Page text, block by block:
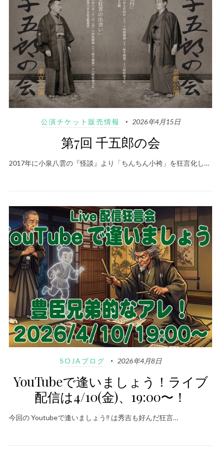
公演チケット販売情報 2026年4月15日
第7回 千五郎の会
2017年に小泉八雲の『怪談』より「ちんちん小袴」を狂言化し…
SOJAブログ 2026年4月8日
YouTubeで逢いましょう！ライブ
配信は4/10(金)、19:00〜！
今回の Youtubeで逢いましょう‼️ は秀吉も好んだ狂言…